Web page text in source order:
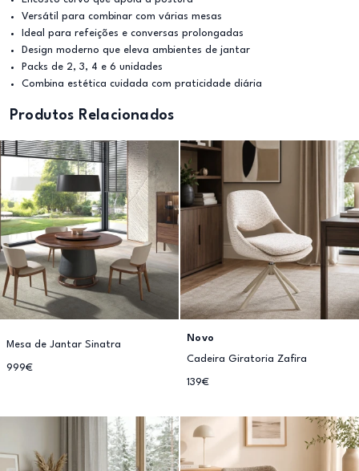
Versátil para combinar com várias mesas
Ideal para refeições e conversas prolongadas
Design moderno que eleva ambientes de jantar
Packs de 2, 3, 4 e 6 unidades
Combina estética cuidada com praticidade diária
Produtos Relacionados
Mesa de Jantar Sinatra
999€
Novo
Cadeira Giratoria Zafira
139€